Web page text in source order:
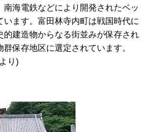
南海電鉄などにより開発されたベッ
います。富田林寺内町は戦国時代に
的建造物からなる街並みが保存され
保存地区に選定されています。
り)